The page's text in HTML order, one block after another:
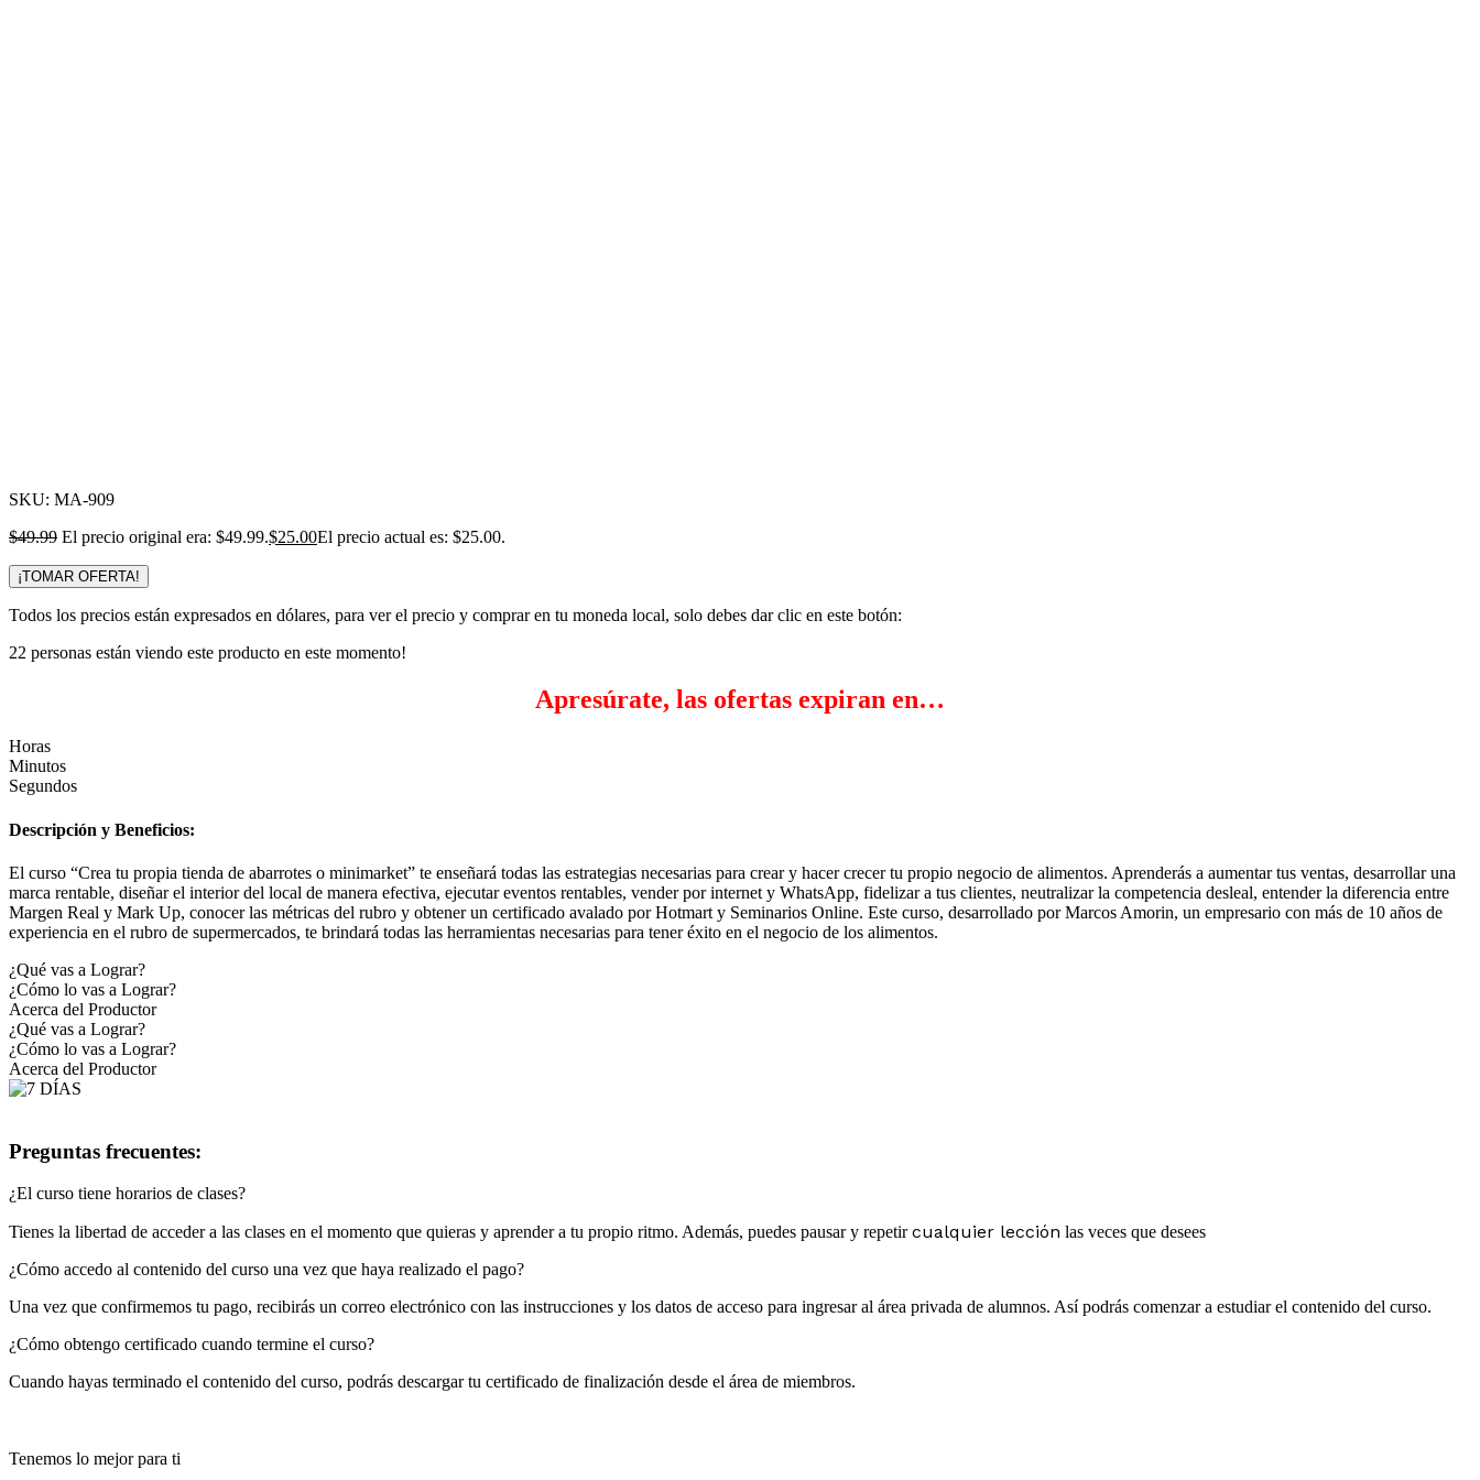
SKU: MA-909
$49.99 El precio original era: $49.99.$25.00El precio actual es: $25.00.
¡TOMAR OFERTA!
Todos los precios están expresados en dólares, para ver el precio y comprar en tu moneda local, solo debes dar clic en este botón:
22 personas están viendo este producto en este momento!
Apresúrate, las ofertas expiran en…
Horas
Minutos
Segundos
Descripción y Beneficios:
El curso “Crea tu propia tienda de abarrotes o minimarket” te enseñará todas las estrategias necesarias para crear y hacer crecer tu propio negocio de alimentos. Aprenderás a aumentar tus ventas, desarrollar una
marca rentable, diseñar el interior del local de manera efectiva, ejecutar eventos rentables, vender por internet y WhatsApp, fidelizar a tus clientes, neutralizar la competencia desleal, entender la diferencia entre
Margen Real y Mark Up, conocer las métricas del rubro y obtener un certificado avalado por Hotmart y Seminarios Online. Este curso, desarrollado por Marcos Amorin, un empresario con más de 10 años de
experiencia en el rubro de supermercados, te brindará todas las herramientas necesarias para tener éxito en el negocio de los alimentos.
¿Qué vas a Lograr?
¿Cómo lo vas a Lograr?
Acerca del Productor
¿Qué vas a Lograr?
¿Cómo lo vas a Lograr?
Acerca del Productor
Preguntas frecuentes:
¿El curso tiene horarios de clases?
Tienes la libertad de acceder a las clases en el momento que quieras y aprender a tu propio ritmo. Además, puedes pausar y repetircualquier lección las veces que desees
¿Cómo accedo al contenido del curso una vez que haya realizado el pago?
Una vez que confirmemos tu pago, recibirás un correo electrónico con las instrucciones y los datos de acceso para ingresar al área privada de alumnos. Así podrás comenzar a estudiar el contenido del curso.
¿Cómo obtengo certificado cuando termine el curso?
Cuando hayas terminado el contenido del curso, podrás descargar tu certificado de finalización desde el área de miembros.
Tenemos lo mejor para ti